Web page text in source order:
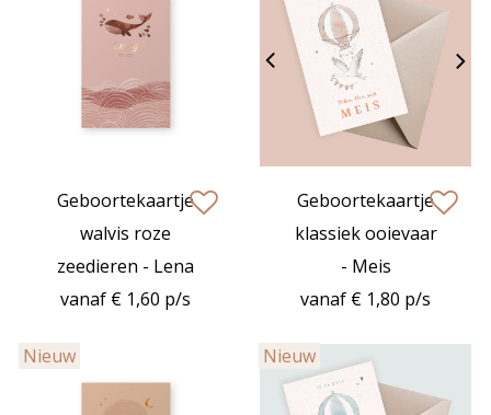
Geboortekaartje
walvis roze
zeedieren - Lena
vanaf € 1,60 p/s
Geboortekaartje
klassiek ooievaar
- Meis
vanaf € 1,80 p/s
Nieuw Nieuw